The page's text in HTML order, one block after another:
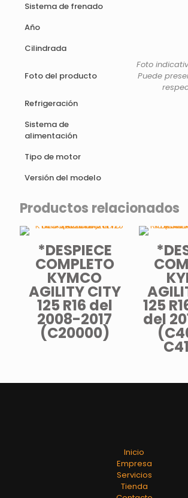
Sistema de frenado
Año
Cilindrada
Foto del producto
Foto
Puede
Refrigeración
Sistema de
alimentación
Tipo de motor
Versión del modelo
Productos relacionados
*DESPIECE
COMPLETO
KYMCO
AGILITY CITY
125 R16 del
2008-2017
(C20000)
125
del
Inicio
Empresa
Servicios
Tienda